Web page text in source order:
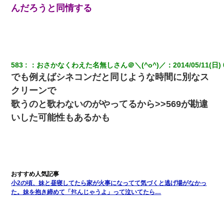
夫の友達がBBQを定期的に開催して夫婦で参加してたんだけど、
女性側のリーダーみたいな人に「BBQは友達とやりなよ！」と言
われて…
隣室のお婆ちゃん「下階からの異臭に困ってる、今もすっごく臭
を晒してた。ほとんどがブスという評価の中で二人ほど意外に好
評価で苦々しく思った
んだろうと同情する
583 ： おさかなくわえた名無しさん＠＼(^o^)／ ：2014/05/11(日)
でも例えばシネコンだと同じような時間に別なス
クリーンで
歌うのと歌わないのがやってるから>>569が勘違
いした可能性もあるかも
小2の頃、妹と昼寝してたら家が火事になってて気づくと逃げ場がなかっ
た。妹を抱き締めて「ﾀﾋんじゃうよ」って泣いてたら…